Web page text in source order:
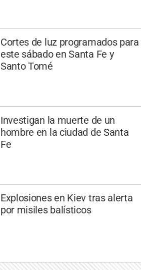
Cortes de luz programados para
este sábado en Santa Fe y
Santo Tomé
Investigan la muerte de un
hombre en la ciudad de Santa
Fe
Explosiones en Kiev tras alerta
por misiles balísticos